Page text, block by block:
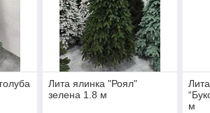
Лита ялинка "Роял"
зелена 1.8 м
м